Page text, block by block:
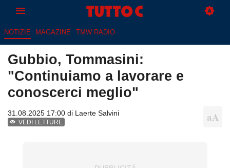
NOTIZIE MAGAZINE TMW RADIO
Gubbio, Tommasini:
"Continuiamo a lavorare e
conoscerci meglio"
31.08.2025 17:00 di Laerte Salvini
VEDI LETTURE